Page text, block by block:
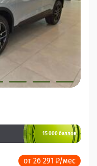
15 000 баллов
от 26 291 ₽/мес